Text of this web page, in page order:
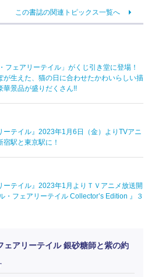
この書誌の関連トピックス一覧へ
フェアリーテイル」がくじ引き堂に登場！
生えた、猫の日に合わせたかわいらしい描
華景品が盛りだくさん!!
ーテイル』2023年1月6日（金）よりTVアニ
駅と東京駅に！
ーテイル』2023年1月よりＴＶアニメ放送開
・フェアリーテイル Collector’s Edition 』３
ェアリーテイル 銀砂糖師と紫の約